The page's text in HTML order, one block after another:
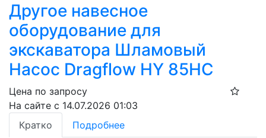
Другое навесное
оборудование для
экскаватора Шламовый
Насос Dragflow HY 85HC
Цена по запросу
На сайте с 14.07.2026 01:03
Кратко
Подробнее